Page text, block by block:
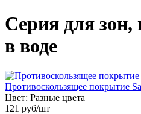
Серия для зон,
в воде
Противоскользящее покрытие
Цвет: Разные цвета
121 руб/шт